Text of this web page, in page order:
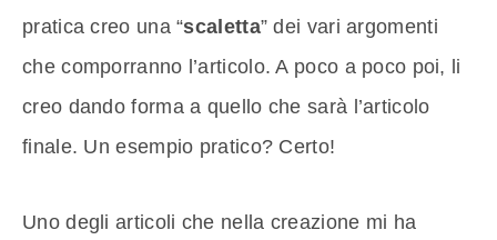
pratica creo una “scaletta” dei vari argomenti
che comporranno l’articolo. A poco a poco poi, li
creo dando forma a quello che sarà l’articolo
finale. Un esempio pratico? Certo!
Uno degli articoli che nella creazione mi ha